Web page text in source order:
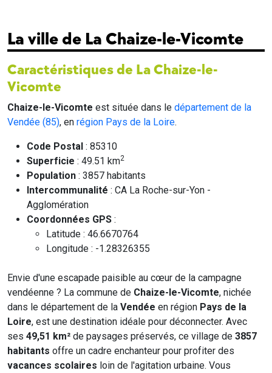
La ville de La Chaize-le-Vicomte
Caractéristiques de La Chaize-le-
Vicomte
Chaize-le-Vicomte est située dans le département de la
Vendée (85), en région Pays de la Loire.
Code Postal : 85310
Superficie : 49.51 km2
Population : 3857 habitants
Intercommunalité : CA La Roche-sur-Yon -
Agglomération
Coordonnées GPS :
Latitude : 46.6670764
Longitude : -1.28326355
Envie d'une escapade paisible au cœur de la campagne
vendéenne ? La commune de Chaize-le-Vicomte, nichée
dans le département de la Vendée en région Pays de la
Loire, est une destination idéale pour déconnecter. Avec
ses 49,51 km² de paysages préservés, ce village de 3857
habitants offre un cadre enchanteur pour profiter des
vacances scolaires loin de l'agitation urbaine. Vous